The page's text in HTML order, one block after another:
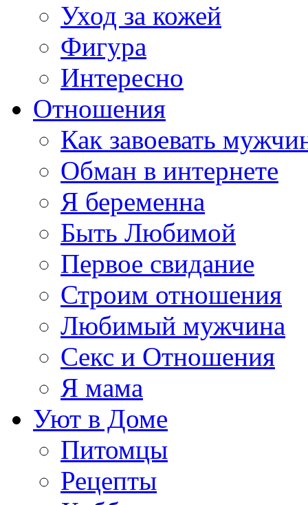
Уход за кожей
Фигура
Интересно
Отношения
Как завоевать
Обман в интернете
Я беременна
Быть Любимой
Первое свидание
Строим отношения
Любимый мужчина
Секс и Отношения
Я мама
Уют в Доме
Питомцы
Рецепты